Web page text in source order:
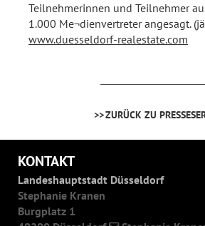
Teilnehmerinnen und Teilnehmer
1.000 Me¬dienvertreter angesagt.
www.duesseldorf-realestate.com
ZURÜCK ZU
KONTAKT
Landeshauptstadt Düsseldorf
Stephanie Kranen
Burgplatz 1